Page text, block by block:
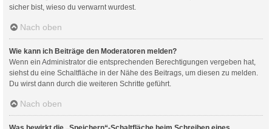
sicher bist, wieso du verwarnt wurdest.
Nach oben
Wie kann ich Beiträge den Moderatoren melden?
Wenn ein Administrator die entsprechenden Berechtigungen vergeben hat,
siehst du eine Schaltfläche in der Nähe des Beitrags, um diesen zu melden.
Du wirst dann durch die weiteren Schritte geführt.
Nach oben